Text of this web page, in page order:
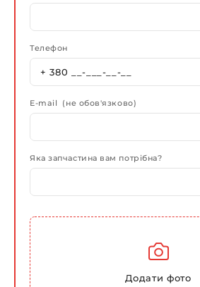
Телефон
E-mail (не обов'язково)
Яка запчастина вам потрібна?
Додати фото